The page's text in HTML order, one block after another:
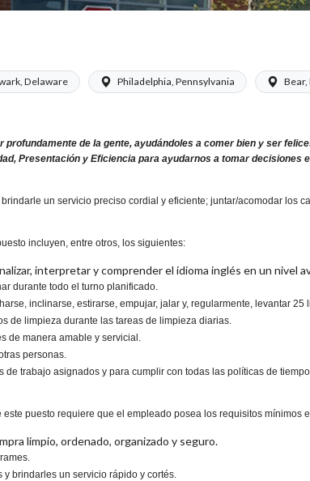
Delaware Philadelphia, Pennsylvania
de la gente, ayudándoles a comer bien y ser
Presentación y Eficiencia para ayudarnos a tomar
un servicio preciso cordial y eficiente; juntar/acomodar los
incluyen, entre otros, los siguientes:
interpretar y comprender el idioma inglés en un nivel
durante todo el turno planificado.
inclinarse, estirarse, empujar, jalar y, regularmente, levantar 25
de limpieza durante las tareas de limpieza diarias.
de manera amable y servicial.
personas.
trabajo asignados y para cumplir con todas las políticas de tiempo
puesto requiere que el empleado posea los requisitos
limpio, ordenado, organizado y seguro.
brindarles un servicio rápido y cortés.